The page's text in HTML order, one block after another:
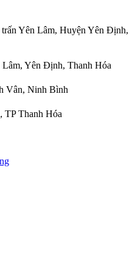
Yên Lâm, Huyện Yên Định,
Lâm, Yên Định, Thanh Hóa
Vân, Ninh Bình
TP Thanh Hóa